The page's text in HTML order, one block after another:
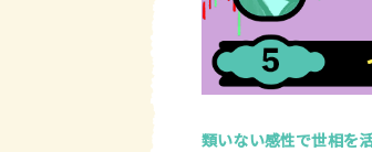
類いない感性で世相を